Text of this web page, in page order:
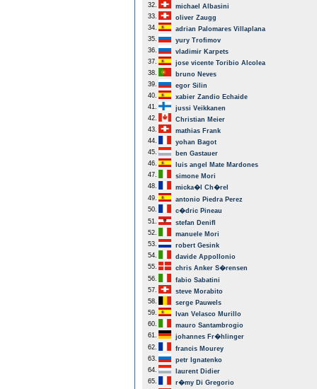
32.
michael Albasini
33.
oliver Zaugg
34.
adrian Palomares Villaplana
35.
yury Trofimov
36.
vladimir Karpets
37.
jose vicente Toribio Alcolea
38.
bruno Neves
39.
egor Silin
40.
xabier Zandio Echaide
41.
jussi Veikkanen
42.
Christian Meier
43.
mathias Frank
44.
yohan Bagot
45.
ben Gastauer
46.
luis angel Mate Mardones
47.
simone Mori
48.
micka�l Ch�rel
49.
antonio Piedra Perez
50.
c�dric Pineau
51.
stefan Denifl
52.
manuele Mori
53.
robert Gesink
54.
davide Appollonio
55.
chris Anker S�rensen
56.
fabio Sabatini
57.
steve Morabito
58.
serge Pauwels
59.
Ivan Velasco Murillo
60.
mauro Santambrogio
61.
johannes Fr�hlinger
62.
francis Mourey
63.
petr Ignatenko
64.
laurent Didier
65.
r�my Di Gregorio